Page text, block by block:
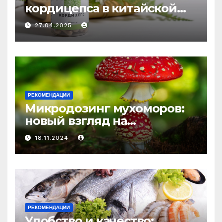
кордицепса в китайской
медицине: природное
средство против усталости
и истощения
27.04.2025
РЕКОМЕНДАЦИИ
Микродозинг мухоморов:
новый взгляд на
психоделику
18.11.2024
РЕКОМЕНДАЦИИ